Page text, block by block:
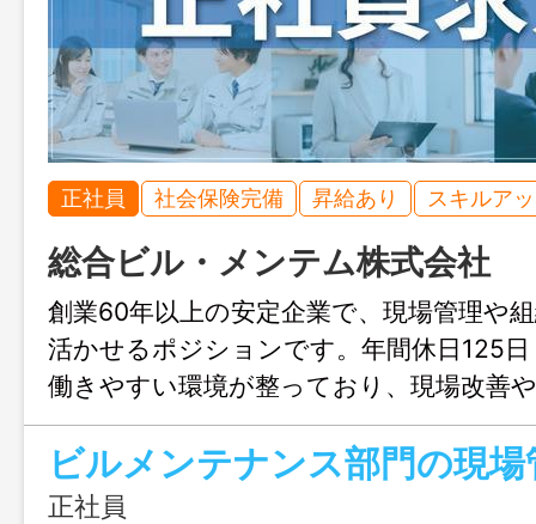
正社員 社会保険完備 昇給あり スキルア
総合ビル・メンテム株式会社
創業60年以上の安定企業で、現場管理や
活かせるポジションです。年間休日125
働きやすい環境が整っており、現場改善
会社づくりにも深く関われます。
正社員